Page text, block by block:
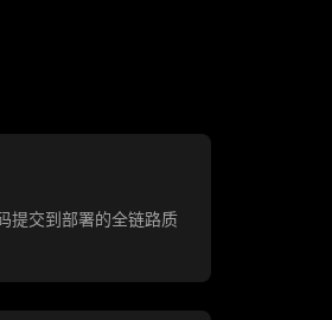
提交到部署的全链路质